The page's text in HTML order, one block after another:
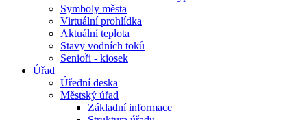
Symboly města
Virtuální prohlídka
Aktuální teplota
Stavy vodních toků
Senioři - kiosek
Úřad
Úřední deska
Městský úřad
Základní informace